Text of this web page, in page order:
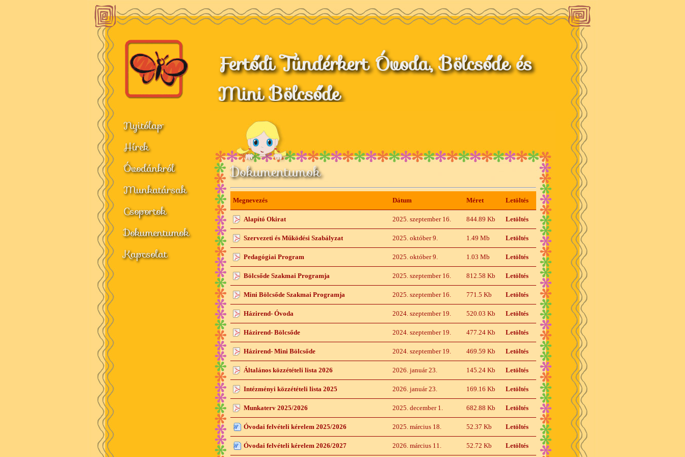
Fertődi Tündérkert Óvoda, Bölcsőde és
Mini Bölcsőde
Nyitólap
Hírek
Óvodánkról
Munkatársak
Csoportok
Dokumentumok
Kapcsolat
Dokumentumok
Megnevezés Dátum Méret Letöltés
Alapító Okirat 2025. szeptember 16. 844.89 Kb Letöltés
Szervezeti és Működési Szabályzat 2025. október 9. 1.49 Mb Letöltés
Pedagógiai Program 2025. október 9. 1.03 Mb Letöltés
Bölcsőde Szakmai Programja 2025. szeptember 16. 812.58 Kb Letöltés
Mini Bölcsőde Szakmai Programja 2025. szeptember 16. 771.5 Kb Letöltés
Házirend- Óvoda 2024. szeptember 19. 520.03 Kb Letöltés
Házirend- Bölcsőde 2024. szeptember 19. 477.24 Kb Letöltés
Házirend- Mini Bölcsőde 2024. szeptember 19. 469.59 Kb Letöltés
Általános közzétételi lista 2026 2026. január 23. 145.24 Kb Letöltés
Intézményi közzétételi lista 2025 2026. január 23. 169.16 Kb Letöltés
Munkaterv 2025/2026 2025. december 1. 682.88 Kb Letöltés
Óvodai felvételi kérelem 2025/2026 2025. március 18. 52.37 Kb Letöltés
Óvodai felvételi kérelem 2026/2027 2026. március 11. 52.72 Kb Letöltés